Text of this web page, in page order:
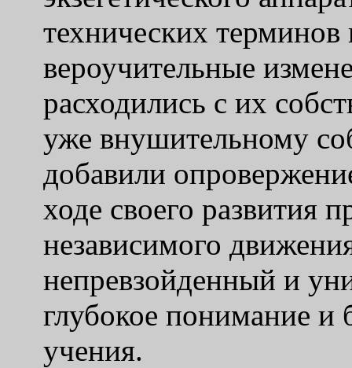
технических терминов
вероучительные
расходились с их
уже внушительному
добавили
ходе своего развития
независимого
непревзойденный и
глубокое понимание и
учения.